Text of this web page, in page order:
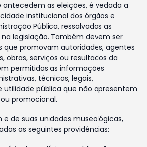
antecedem as eleições, é vedada a
institucional dos órgãos e
Pública, ressalvadas as
legislação. Também devem ser
que promovam autoridades, agentes
obras, serviços ou resultados da
permitidas as informações
técnicas, legais,
utilidade pública que não apresentem
promocional.
e de suas unidades museológicas,
as seguintes providências: